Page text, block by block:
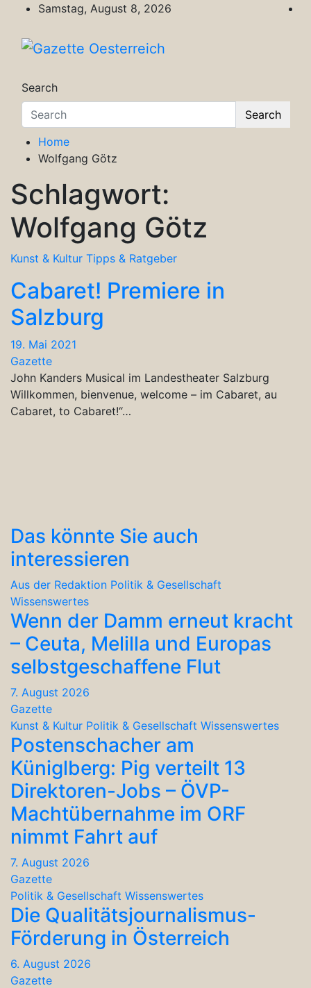
content
Samstag, August 8, 2026
Search
Search
Home
Wolfgang Götz
Schlagwort:
Wolfgang Götz
Kunst & Kultur Tipps & Ratgeber
Cabaret! Premiere in
Salzburg
19. Mai 2021
Gazette
John Kanders Musical im Landestheater Salzburg
Willkommen, bienvenue, welcome – im Cabaret, au
Cabaret, to Cabaret!“…
Das könnte Sie auch
interessieren
Aus der Redaktion Politik & Gesellschaft
Wissenswertes
Wenn der Damm erneut kracht
– Ceuta, Melilla und Europas
selbstgeschaffene Flut
7. August 2026
Gazette
Kunst & Kultur Politik & Gesellschaft Wissenswertes
Postenschacher am
Küniglberg: Pig verteilt 13
Direktoren-Jobs – ÖVP-
Machtübernahme im ORF
nimmt Fahrt auf
7. August 2026
Gazette
Politik & Gesellschaft Wissenswertes
Die Qualitätsjournalismus-
Förderung in Österreich
6. August 2026
Gazette